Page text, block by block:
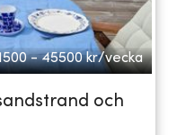
- 45500 kr/vecka
och